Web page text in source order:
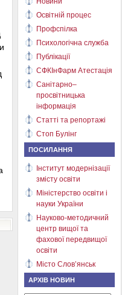
Освітній процес
Профспілка
Психологічна служба
Публікації
СФКІнФарм Атестація
Санітарно–
просвітницька
інформація
Статті та репортажі
Стоп Булінг
ПОСИЛАННЯ
Інститут модернізації
змісту освіти
Міністерство освіти і
науки України
Науково-методичний
центр вищої та
фахової передвищої
освіти
Місто Слов’янськ
АРХІВ НОВИН